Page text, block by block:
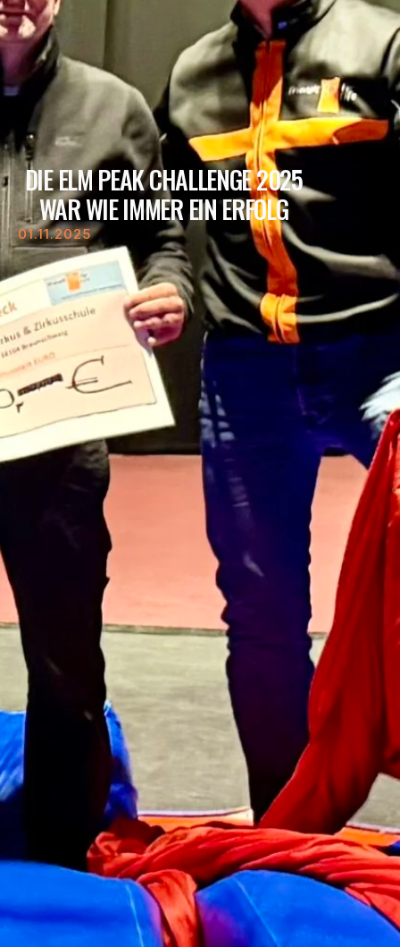
DIE ELM PEAK CHALLENGE 2025
WAR WIE IMMER EIN ERFOLG
01.11.2025